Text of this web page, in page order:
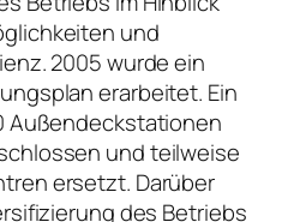
und
2005 wurde ein
erarbeitet. Ein
Außendeckstationen
und teilweise
ersetzt. Darüber
des Betriebs